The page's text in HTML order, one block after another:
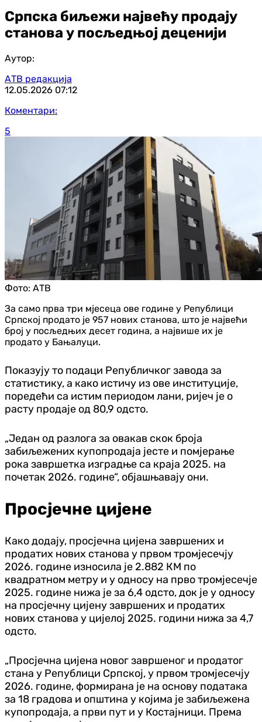
Српска биљежи највећу продају
станова у посљедњој деценији
Аутор:
АТВ редакција
12.05.2026 07:12
Коментари:
5
Фото: АТВ
За само прва три мјесеца ове године у Републици
Српској продато је 957 нових станова, што је највећи
број у посљедњих десет година, а највише их је
продато у Бањалуци.
Показују то подаци Републичког завода за
статистику, а како истичу из ове институције,
поредећи са истим периодом лани, ријеч је о
расту продаје од 80,9 одсто.
„Један од разлога за овакав скок броја
забиљежених купопродаја јесте и помјерање
рока завршетка изградње са краја 2025. на
почетак 2026. године“, објашњавају они.
Просјечне цијене
Како додају, просјечна цијена завршених и
продатих нових станова у првом тромјесечју
2026. године износила је 2.882 КМ по
квадратном метру и у односу на прво тромјесечје
2025. године нижа је за 6,4 одсто, док је у односу
на просјечну цијену завршених и продатих
нових станова у цијелој 2025. години нижа за 4,7
одсто.
„Просјечна цијена новог завршеног и продатог
стана у Републици Српској, у првом тромјесечју
2026. године, формирана је на основу података
за 18 градова и општина у којима је забиљежена
купопродаја, а први пут и у Костајници. Према